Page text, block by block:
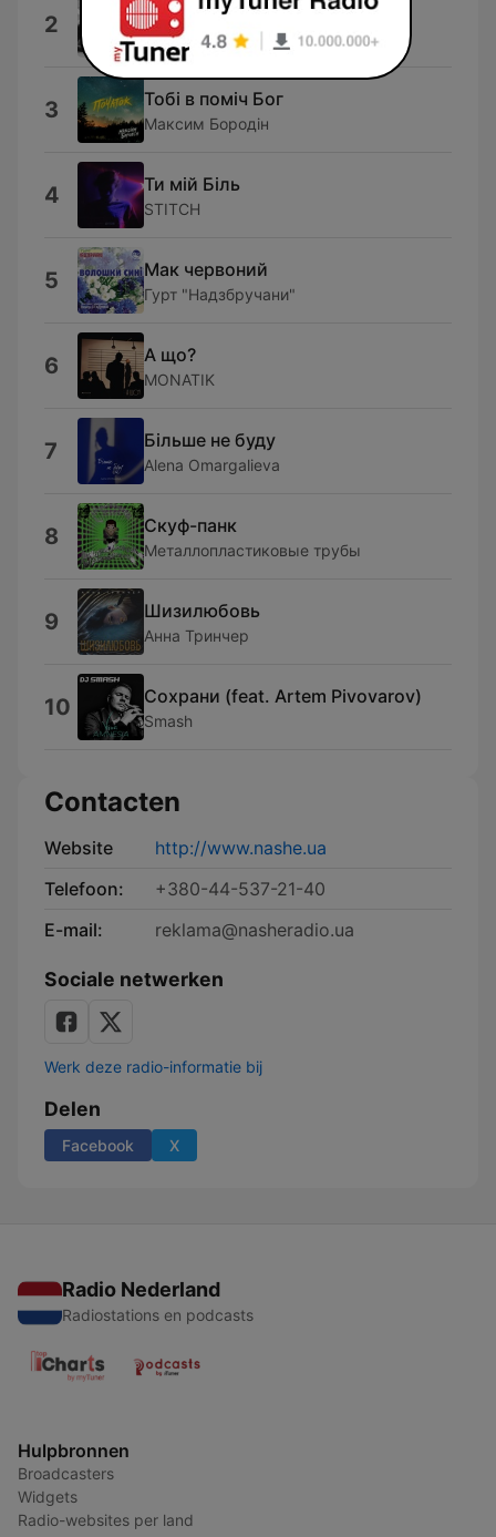
2 Вільні
Vitaliy Kozlovskiy
3 Тобі в поміч Бог
Максим Бородін
4 Ти мій Біль
STITCH
5 Мак червоний
Гурт "Надзбручани"
6 А що?
MONATIK
7 Більше не буду
Alena Omargalieva
8 Скуф-панк
Металлопластиковые трубы
9 Шизилюбовь
Анна Тринчер
10 Сохрани (feat. Artem Pivovarov)
Smash
Contacten
Website
http://www.nashe.ua
Telefoon:
+380-44-537-21-40
E-mail:
reklama@nasheradio.ua
Sociale netwerken
Werk deze radio-informatie bij
Delen
Facebook X
Radio Nederland
Radiostations en podcasts
Hulpbronnen
Broadcasters
Widgets
Radio-websites per land